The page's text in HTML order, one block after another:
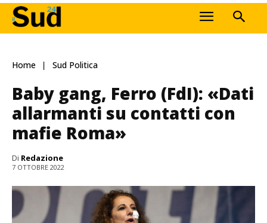
Home Sud Politica
Baby gang, Ferro (FdI): «Dati
allarmanti su contatti con
mafie Roma»
Di Redazione
7 OTTOBRE 2022